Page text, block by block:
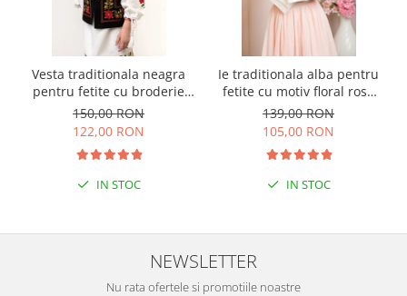
Vesta traditionala neagra
pentru fetite cu broderie
florala rosie Sonia 01
150,00 RON
122,00 RON
IN STOC
Ie traditionala alba pentru
fetite cu motiv floral rosu
Anabela
139,00 RON
105,00 RON
IN STOC
NEWSLETTER
Nu rata ofertele si promotiile noastre